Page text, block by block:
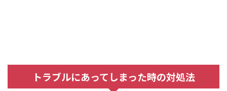
トラブルにあってしまった時の対処法